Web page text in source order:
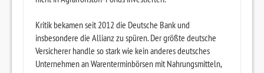
Kritik bekamen seit 2012 die Deutsche Bank und
insbesondere die Allianz zu spüren. Der größte deutsche
Versicherer handle so stark wie kein anderes deutsches
Unternehmen an Warenterminbörsen mit Nahrungsmitteln,